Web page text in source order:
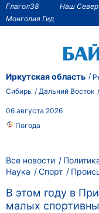
Глагол38 Наш Север
Монголия Гид
Иркутская область
Сибирь
Дальний Восток
06 августа 2026
Погода
Все новости
Наука
Спорт
В этом году в
малых